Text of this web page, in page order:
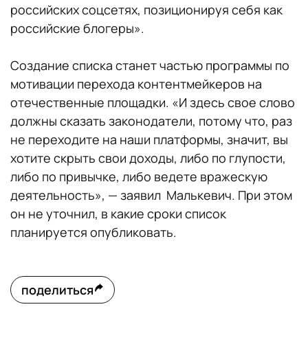
российских соцсетях, позиционируя себя как
российские блогеры».
Создание списка станет частью программы по
мотивации перехода контентмейкеров на
отечественные площадки. «И здесь свое слово
должны сказать законодатели, потому что, раз
не переходите на наши платформы, значит, вы
хотите скрыть свои доходы, либо по глупости,
либо по привычке, либо ведете вражескую
деятельность», — заявил Малькевич. При этом
он не уточнил, в какие сроки список
планируется опубликовать.
поделиться